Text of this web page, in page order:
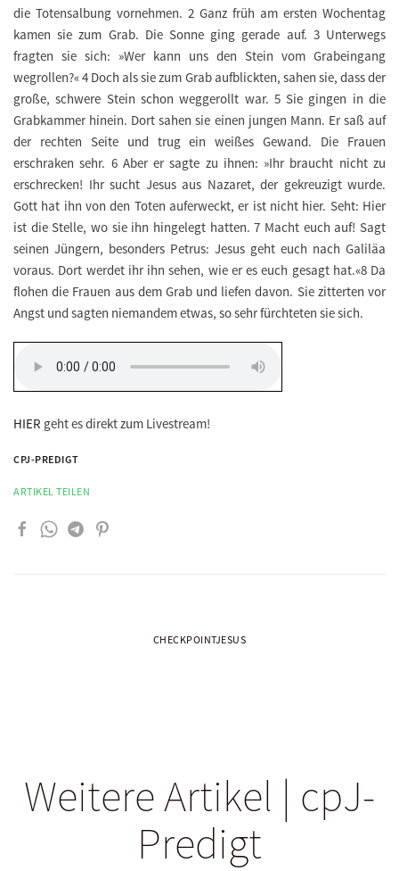
die Totensalbung vornehmen. 2 Ganz früh am ersten Wochentag
kamen sie zum Grab. Die Sonne ging gerade auf. 3 Unterwegs
fragten sie sich: »Wer kann uns den Stein vom Grabeingang
wegrollen?« 4 Doch als sie zum Grab aufblickten, sahen sie, dass der
große, schwere Stein schon weggerollt war. 5 Sie gingen in die
Grabkammer hinein. Dort sahen sie einen jungen Mann. Er saß auf
der rechten Seite und trug ein weißes Gewand. Die Frauen
erschraken sehr. 6 Aber er sagte zu ihnen: »Ihr braucht nicht zu
erschrecken! Ihr sucht Jesus aus Nazaret, der gekreuzigt wurde.
Gott hat ihn von den Toten auferweckt, er ist nicht hier. Seht: Hier
ist die Stelle, wo sie ihn hingelegt hatten. 7 Macht euch auf! Sagt
seinen Jüngern, besonders Petrus: Jesus geht euch nach Galiläa
voraus. Dort werdet ihr ihn sehen, wie er es euch gesagt hat.«8 Da
flohen die Frauen aus dem Grab und liefen davon. Sie zitterten vor
Angst und sagten niemandem etwas, so sehr fürchteten sie sich.
HIER geht es direkt zum Livestream!
CPJ-PREDIGT
ARTIKEL TEILEN
CHECKPOINTJESUS
Weitere Artikel | cpJ-
Predigt